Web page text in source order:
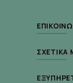
Κατάλληλο
Χωρίς
ΣΧΕΤΙΚΆ